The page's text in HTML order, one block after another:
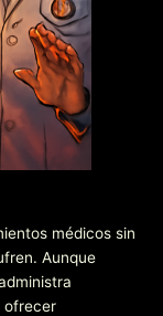
médicos sin
Aunque
ofrecer